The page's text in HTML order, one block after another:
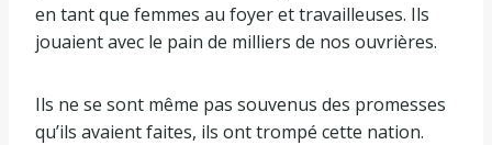
en tant que femmes au foyer et travailleuses. Ils
jouaient avec le pain de milliers de nos ouvrières.
Ils ne se sont même pas souvenus des promesses
qu’ils avaient faites, ils ont trompé cette nation.